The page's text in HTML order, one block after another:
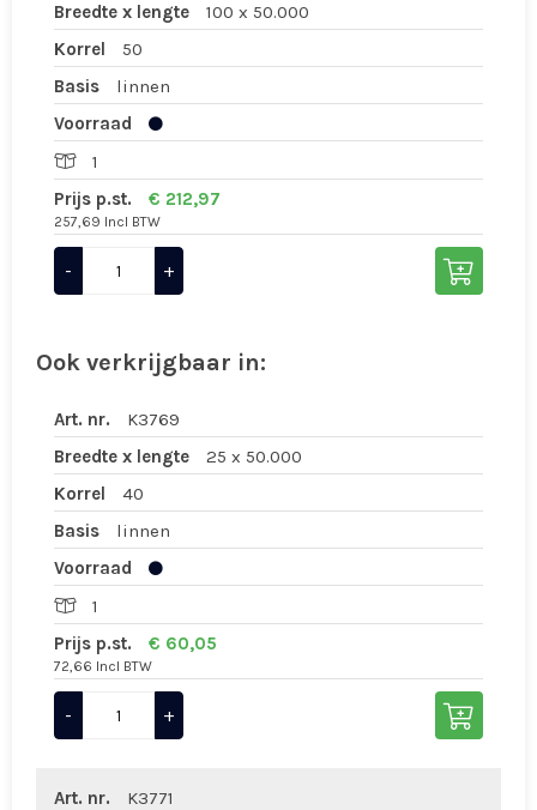
Breedte x lengte
100 x 50.000
Korrel
50
Basis
linnen
Voorraad
1
Prijs p.st.
€ 212,97
257,69 Incl BTW
- +
Ook verkrijgbaar in:
Art. nr.
K3769
Breedte x lengte
25 x 50.000
Korrel
40
Basis
linnen
Voorraad
1
Prijs p.st.
€ 60,05
72,66 Incl BTW
- +
Art. nr.
K3771